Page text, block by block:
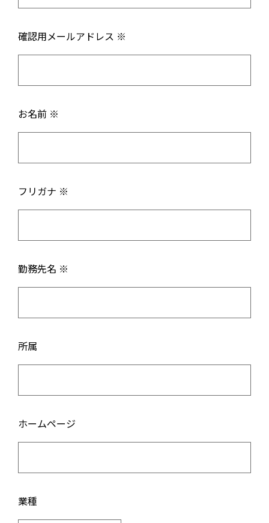
確認用メールアドレス ※
お名前 ※
フリガナ ※
勤務先名 ※
所属
ホームページ
業種